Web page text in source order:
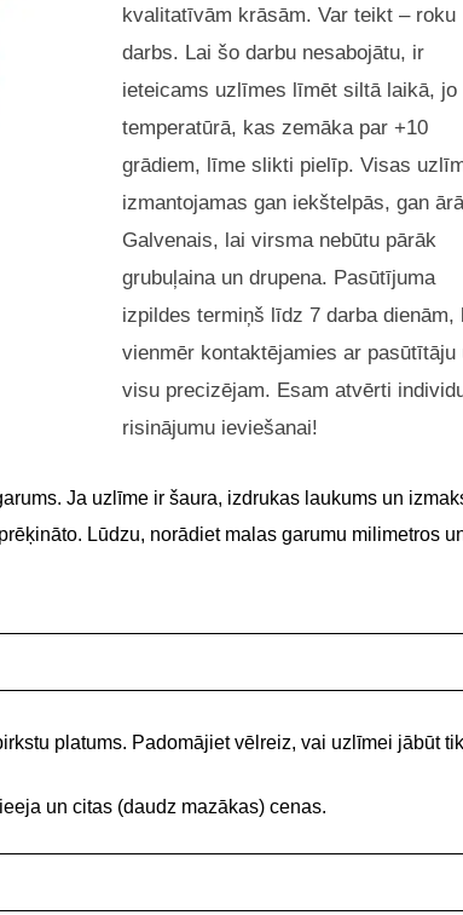
kvalitatīvām krāsām. Var teikt – roku
darbs. Lai šo darbu nesabojātu, ir
ieteicams uzlīmes līmēt siltā laikā, jo
temperatūrā, kas zemāka par +10
grādiem, līme slikti pielīp. Visas
izmantojamas gan iekštelpās, gan
Galvenais, lai virsma nebūtu pārāk
grubuļaina un drupena. Pasūtījuma
izpildes termiņš līdz 7 darba dienām,
vienmēr kontaktējamies ar pasūtītāju
visu precizējam. Esam atvērti
risinājumu ieviešanai!
Ja uzlīme ir šaura, izdrukas laukums un
Lūdzu, norādiet malas garumu milimetros
platums. Padomājiet vēlreiz, vai uzlīmei jābūt
un citas (daudz mazākas) cenas.